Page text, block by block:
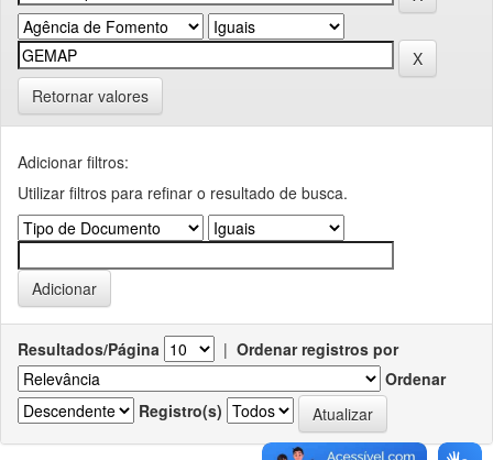
Retornar valores
Adicionar filtros:
Utilizar filtros para refinar o resultado de busca.
Resultados/Página | Ordenar registros por
Ordenar
Registro(s)